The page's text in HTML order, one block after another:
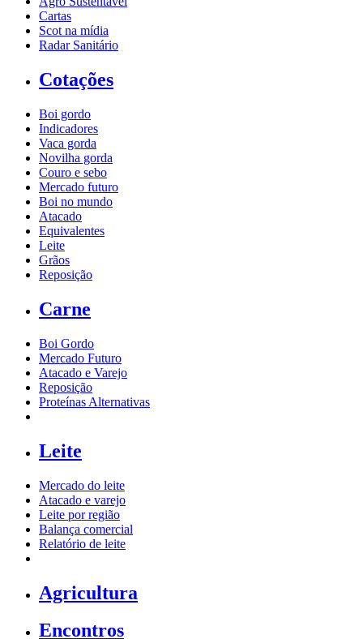
Cartas
Scot na mídia
Radar Sanitário
Cotações
Boi gordo
Indicadores
Vaca gorda
Novilha gorda
Couro e sebo
Mercado futuro
Boi no mundo
Atacado
Equivalentes
Leite
Grãos
Reposição
Carne
Boi Gordo
Mercado Futuro
Atacado e Varejo
Reposição
Proteínas Alternativas
Leite
Mercado do leite
Atacado e varejo
Leite por região
Balança comercial
Relatório de leite
Agricultura
Encontros